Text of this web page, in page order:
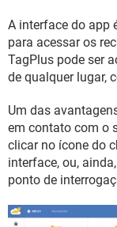
A interface do app
para acessar os
TagPlus pode ser
de qualquer lugar,
Um das
em contato com o
clicar no ícone do
interface, ou,
ponto de